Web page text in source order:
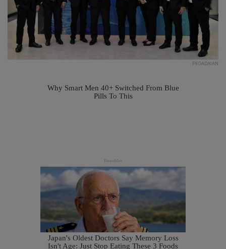
PEGADAIAN